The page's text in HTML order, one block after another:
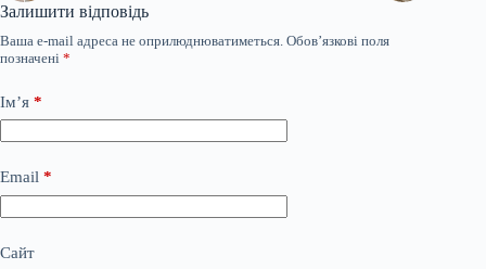
Залишити відповідь
Ваша e-mail адреса не оприлюднюватиметься. Обов’язкові поля
позначені *
Ім’я *
Email *
Сайт